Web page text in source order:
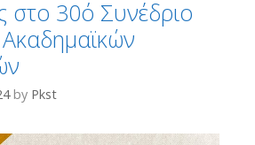
στο 30ό Συνέδριο
by Pkst